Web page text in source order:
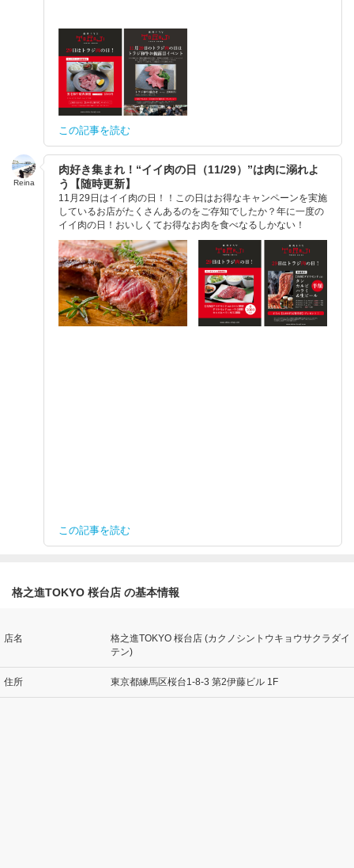
この記事を読む
Reina
肉好き集まれ！“イイ肉の日（11/29）”は肉に溺れよ
う【随時更新】
11月29日はイイ肉の日！！この日はお得なキャンペーンを実施
しているお店がたくさんあるのをご存知でしたか？年に一度の
イイ肉の日！おいしくてお得なお肉を食べなるしかない！
この記事を読む
格之進TOKYO 桜台店 の基本情報
店名
格之進TOKYO 桜台店 (カクノシントウキョウサクラダイ
テン)
住所 東京都練馬区桜台1-8-3 第2伊藤ビル 1F